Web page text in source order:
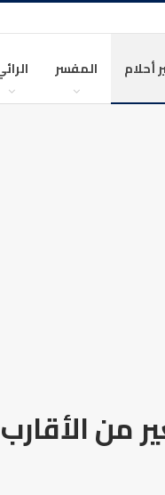
أحلام المفسر
من الأقارب